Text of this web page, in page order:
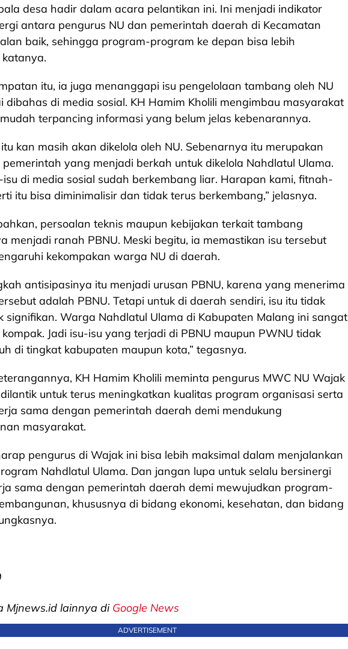
desa hadir dalam acara pelantikan ini. Ini menjadi indikator
antara pengurus NU dan pemerintah daerah di Kecamatan
baik, sehingga program-program ke depan bisa lebih
katanya.
itu, ia juga menanggapi isu pengelolaan tambang oleh NU
dibahas di media sosial. KH Hamim Kholili mengimbau masyarakat
terpancing informasi yang belum jelas kebenarannya.
kan masih akan dikelola oleh NU. Sebenarnya itu merupakan
yang menjadi berkah untuk dikelola Nahdlatul Ulama.
isu di media sosial sudah berkembang liar. Harapan kami, fitnah-
itu bisa diminimalisir dan tidak terus berkembang,” jelasnya.
persoalan teknis maupun kebijakan terkait tambang
menjadi ranah PBNU. Meski begitu, ia memastikan isu tersebut
kekompakan warga NU di daerah.
antisipasinya itu menjadi urusan PBNU, karena yang menerima
adalah PBNU. Tetapi untuk di daerah sendiri, isu itu tidak
signifikan. Warga Nahdlatul Ulama di Kabupaten Malang ini sangat
Jadi isu-isu yang terjadi di PBNU maupun PWNU tidak
di tingkat kabupaten maupun kota,” tegasnya.
KH Hamim Kholili meminta pengurus MWC NU Wajak
untuk terus meningkatkan kualitas program organisasi serta
sama dengan pemerintah daerah demi mendukung
masyarakat.
pengurus di Wajak ini bisa lebih maksimal dalam menjalankan
Nahdlatul Ulama. Dan jangan lupa untuk selalu bersinergi
sama dengan pemerintah daerah demi mewujudkan program-
khususnya di bidang ekonomi, kesehatan, dan bidang
Mjnews.id lainnya di Google News
ADVERTISEMENT